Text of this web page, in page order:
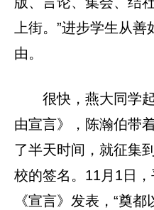
上街。”进步学生从
由。
很快，燕大同学
由宣言》，陈瀚伯带
了半天时间，就征集
校的签名。11月1日
《宣言》发表，“奠